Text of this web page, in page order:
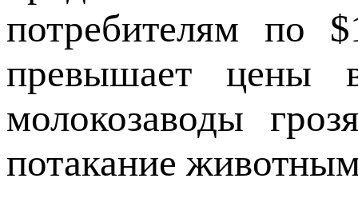
потребителям по
превышает цены
молокозаводы
потакание